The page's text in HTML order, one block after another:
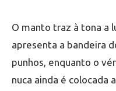
O manto traz à tona a
apresenta a bandeira
punhos, enquanto o
nuca ainda é colocada